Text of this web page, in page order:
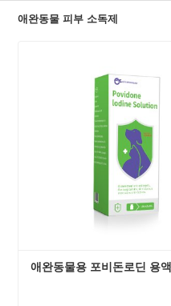
애완동물 피부 소독제
애완동물용 포비돈로딘 용액